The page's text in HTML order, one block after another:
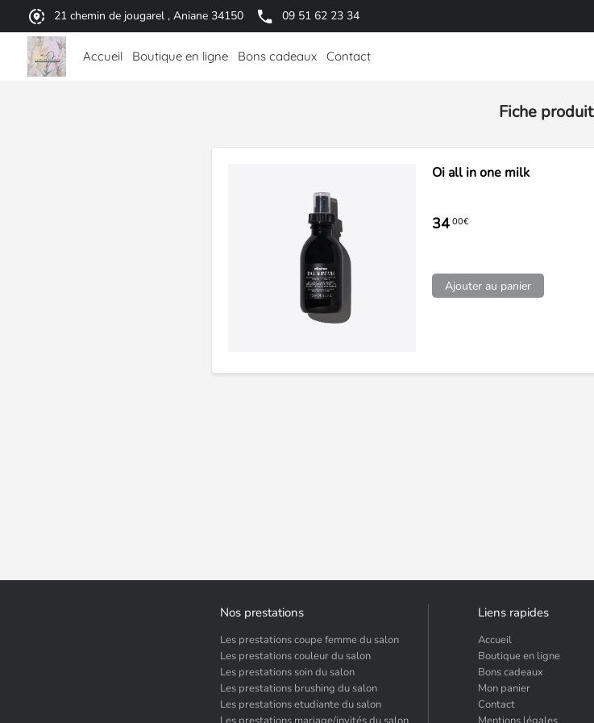
21 chemin de jougarel , Aniane 34150 09 51 62 23 34
Accueil Boutique en ligne Bons cadeaux Contact
Fiche produit
Oi all in one milk
34 00€
Ajouter au panier
Nos prestations
Les prestations coupe femme du salon
Les prestations couleur du salon
Les prestations soin du salon
Les prestations brushing du salon
Les prestations etudiante du salon
Liens rapides
Accueil
Boutique en ligne
Bons cadeaux
Mon panier
Contact